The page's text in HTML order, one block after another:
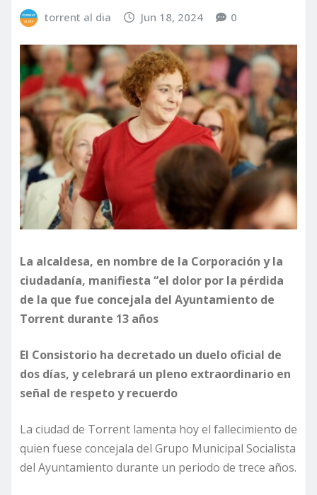
torrent al dia Jun 18, 2024 0
La alcaldesa, en nombre de la Corporación y la
ciudadanía, manifiesta “el dolor por la pérdida
de la que fue concejala del Ayuntamiento de
Torrent durante 13 años
El Consistorio ha decretado un duelo oficial de
dos días, y celebrará un pleno extraordinario en
señal de respeto y recuerdo
La ciudad de Torrent lamenta hoy el fallecimiento de
quien fuese concejala del Grupo Municipal Socialista
del Ayuntamiento durante un periodo de trece años.